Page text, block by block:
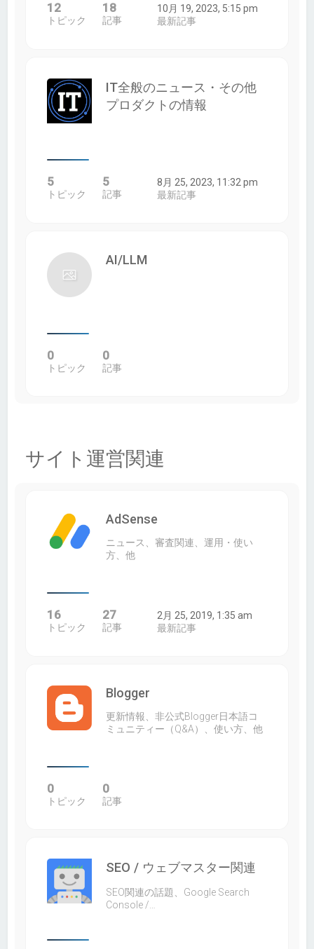
12
トピック
18
記事
10月 19, 2023, 5:15 pm
最新記事
IT全般のニュース・その他
プロダクトの情報
5
トピック
5
記事
8月 25, 2023, 11:32 pm
最新記事
AI/LLM
0
トピック
0
記事
サイト運営関連
AdSense
ニュース、審査関連、運用・使い
方、他
16
トピック
27
記事
2月 25, 2019, 1:35 am
最新記事
Blogger
更新情報、非公式Blogger日本語コ
ミュニティー（Q&A）、使い方、他
0
トピック
0
記事
SEO / ウェブマスター関連
SEO関連の話題、Google Search
Console /…